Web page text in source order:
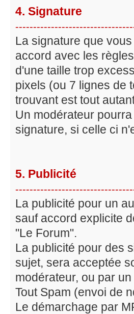
4. Signature
La signature que
accord avec les
d'une taille trop
pixels (ou 7 lignes de
trouvant est tout
Un modérateur
signature, si celle ci
5. Publicité
La publicité pour un
sauf accord explicite
"Le Forum".
La publicité pour des
sujet, sera acceptée
modérateur, ou par
Tout Spam (envoi de
Le démarchage par